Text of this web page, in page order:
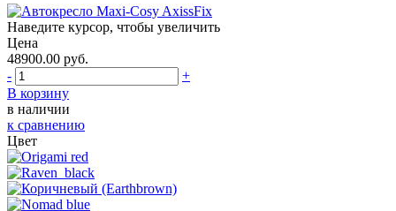
Наведите курсор, чтобы увеличить
Цена
48900.00 руб.
-
+
В корзину
в наличии
к сравнению
Цвет